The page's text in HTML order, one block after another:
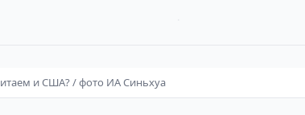
и США? / фото ИА Синьхуа